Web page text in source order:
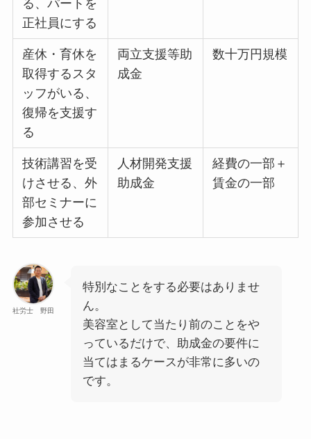
る、パートを
正社員にする
産休・育休を
取得するスタ
ッフがいる、
復帰を支援す
る
両立支援等助
成金
数十万円規模
技術講習を受
けさせる、外
部セミナーに
参加させる
人材開発支援
助成金
経費の一部＋
賃金の一部
社労士 野田
特別なことをする必要はありませ
ん。
美容室として当たり前のことをや
っているだけで、助成金の要件に
当てはまるケースが非常に多いの
です。